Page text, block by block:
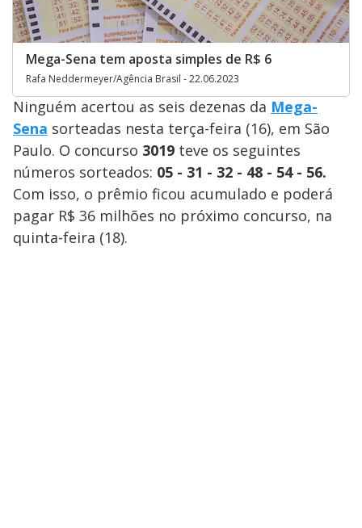
Mega-Sena tem aposta simples de R$ 6
Rafa Neddermeyer/Agência Brasil - 22.06.2023
Ninguém acertou as seis dezenas da Mega-
Sena sorteadas nesta terça-feira (16), em São
Paulo. O concurso 3019 teve os seguintes
números sorteados: 05 - 31 - 32 - 48 - 54 - 56.
Com isso, o prêmio ficou acumulado e poderá
pagar R$ 36 milhões no próximo concurso, na
quinta-feira (18).